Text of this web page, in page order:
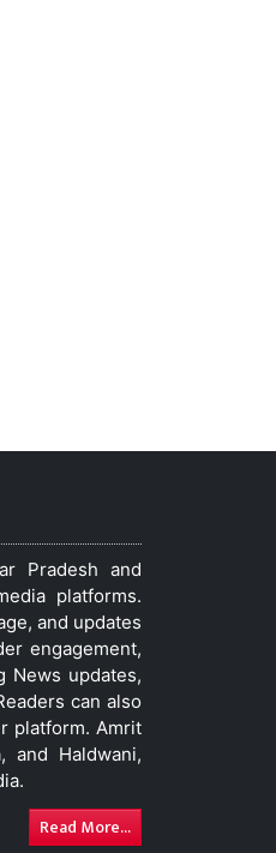
Pradesh and
platforms.
and updates
engagement,
News updates,
can also
platform. Amrit
and Haldwani,
Read More...